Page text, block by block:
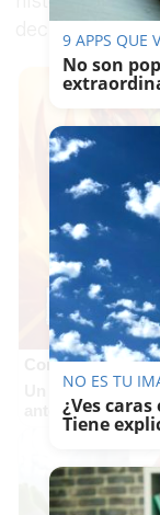
declaraciones
Corepunk
Un verdadero
antes, pero mejor!
9 APPS QUE
No son
NO ES TU
¿Ves
Tiene